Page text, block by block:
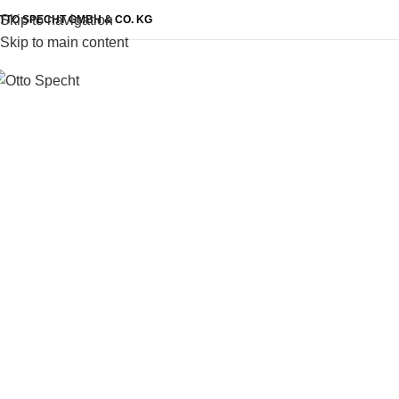
Skip to navigation
Skip to main content
SPECHT GMBH & CO. KG